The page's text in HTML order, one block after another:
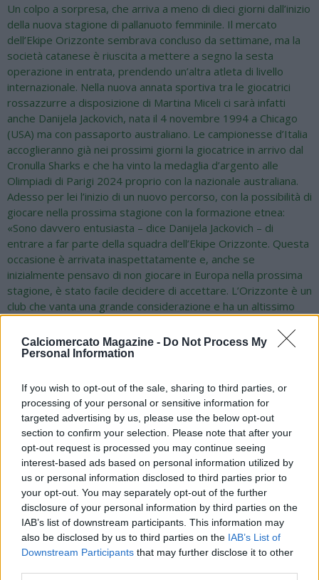
Calciomercato Magazine - Do Not Process My
Personal Information
If you wish to opt-out of the sale, sharing to third parties, or
processing of your personal or sensitive information for
targeted advertising by us, please use the below opt-out
section to confirm your selection. Please note that after your
opt-out request is processed you may continue seeing
interest-based ads based on personal information utilized by
us or personal information disclosed to third parties prior to
your opt-out. You may separately opt-out of the further
disclosure of your personal information by third parties on the
IAB’s list of downstream participants. This information may
also be disclosed by us to third parties on the IAB’s List of
Downstream Participants that may further disclose it to other
Un colpo a sorpresa, che arriva a meno di dieci giorni dall’inizio
della nuova stagione di pallanuoto femminile. Il mercato
dell’Ekipe Orizzonte sembrava concluso da settimane, ma la
società catanese è riuscita a mettere a segno la sesta
operazione in entrata, prendendo un’altra atleta di livello
internazionale. Nella nuova annata sportiva tra le giocatrici
rossazzurre a disposizione di Martina Miceli ci sarà infatti
anche Danijela Jackovich, nata il 4 novembre 1994 a Chicago
(USA) ma con passaporto australiano. Le campionesse d’Italia
accoglieranno già nei prossimi giorni la giocatrice in arrivo dal
Cronulla Sharks e che ha vinto la medaglia d’argento alle
Olimpiadi di Parigi 2024 proprio con la nazionale australiana.
Adesso per lei l’inizio di un nuovo percorso, con la possibilità di
giocare nella prossima stagione con la formazione etnea:
«Sono davvero entusiasta – dice Danijela Jackovich – di
entrare a far parte della squadra dell’Ekipe Orizzonte. Questa
occasione è arrivata inaspettatamente e, anche se
inizialmente pensavo di non giocare in Europa nella prossima
stagione, è stato facile decidere di accettare. L’Orizzonte è un
club che vanta una grande considerazione e ha un altissimo
squadra e sull’ambiente dalla mia cara amica e compagna di
squadra delle Aussie Stingers, Bronte Halligan, che è a Catania
livello che ci attendono, a partire dai primi turni di Champions
League. Spero anche di immergermi nella cultura siciliana, sia
nel cibo che nello stile di vita, e di costruire relazioni
importanti con le mie nuove compagne lungo questo
percorso. Voglio sfruttare da subito ogni occasione che mi
capiterà con questo club. Il mio sogno è di vivere appieno
questa esperienza, crescere come giocatrice e, si spera,
trovare un nuovo posto da chiamare casa qui a Catania». A
salutare l’arrivo di Danijela Jackovic, il presidente dell’Ekipe
Orizzonte: «Pensavamo – spiega Tania Di Mario – che il
nostro mercato fosse chiuso, ma si è presentata
un’opportunità importante come questa e l’abbiamo colta al
volo. Questo ci permette anche di sentirci più sereni in attesa